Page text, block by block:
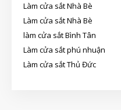
Làm cửa sắt Nhà Bè
Làm cửa sắt Nhà Bè
làm cửa sắt Bình Tân
Làm cửa sắt phú nhuận
Làm cửa sắt Thủ Đức